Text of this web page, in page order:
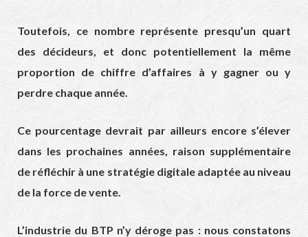
Toutefois, ce nombre représente presqu’un quart
des décideurs, et donc potentiellement la même
proportion de chiffre d’affaires à y gagner ou y
perdre chaque année.
Ce pourcentage devrait par ailleurs encore s’élever
dans les prochaines années, raison supplémentaire
de réfléchir à une stratégie digitale adaptée au niveau
de la force de vente.
L’industrie du BTP n’y déroge pas : nous constatons